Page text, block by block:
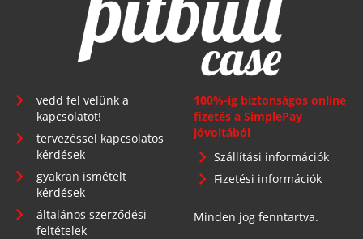
vedd fel velünk a
kapcsolatot!
tervezéssel kapcsolatos
kérdések
gyakran ismételt
kérdések
általános szerződési
feltételek
100%-ig biztonságos online
fizetés a SimplePay
jóvoltából
Szállítási információk
Fizetési információk
Minden jog fenntartva.